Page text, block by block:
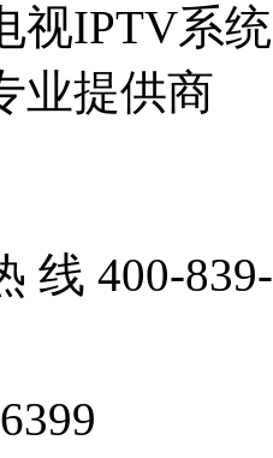
视IPTV系
业提供商
线 400-